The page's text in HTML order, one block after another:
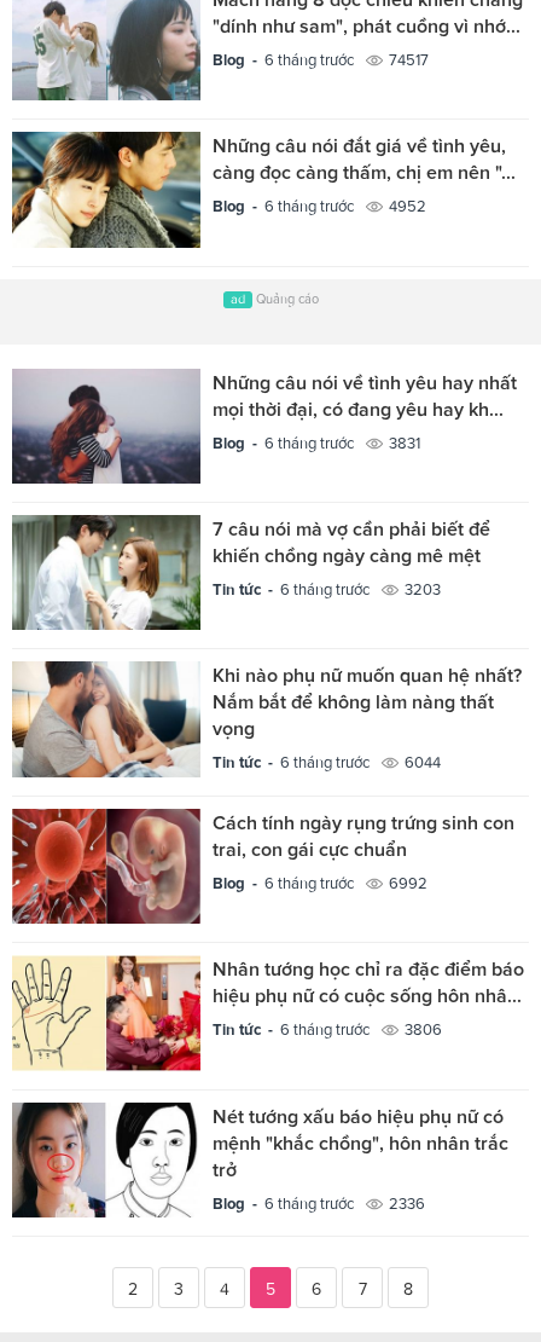
"dính như sam", phát cuồng vì nhớ...
Blog - 6 tháng trước 74517
Những câu nói đắt giá về tình yêu,
càng đọc càng thấm, chị em nên "...
Blog - 6 tháng trước 4952
ad Quảng cáo
Những câu nói về tình yêu hay nhất
mọi thời đại, có đang yêu hay kh...
Blog - 6 tháng trước 3831
7 câu nói mà vợ cần phải biết để
khiến chồng ngày càng mê mệt
Tin tức - 6 tháng trước 3203
Khi nào phụ nữ muốn quan hệ nhất?
Nắm bắt để không làm nàng thất
vọng
Tin tức - 6 tháng trước 6044
Cách tính ngày rụng trứng sinh con
trai, con gái cực chuẩn
Blog - 6 tháng trước 6992
Nhân tướng học chỉ ra đặc điểm báo
hiệu phụ nữ có cuộc sống hôn nhâ...
Tin tức - 6 tháng trước 3806
Nét tướng xấu báo hiệu phụ nữ có
mệnh "khắc chồng", hôn nhân trắc
trở
Blog - 6 tháng trước 2336
2 3 4 5 6 7 8